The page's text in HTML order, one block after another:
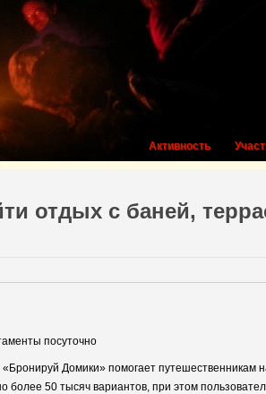
Активность
отдых с баней,
Домики» помогает путешественникам
50 тысяч вариантов, при этом